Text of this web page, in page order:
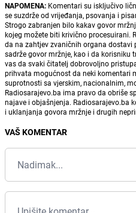
NAPOMENA: Komentari su isključivo
se suzdrže od vrijeđanja, psovanja i
Strogo zabranjen bilo kakav govor
kojeg možete biti krivično procesuirani.
da na zahtjev zvaničnih organa
sadrže govor mržnje, kao i da
vas da svaki čitatelj dobrovoljno
prihvata mogućnost da neki komentari
suprotnosti sa vjerskim, nacionalnim,
Radiosarajevo.ba ima pravo da obriše
najave i objašnjenja. Radiosarajevo.ba
i uklanjanja govora mržnje i drugih
VAŠ KOMENTAR